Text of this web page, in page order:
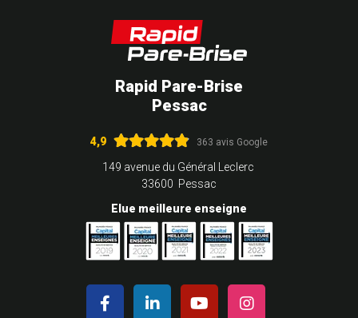
Rapid Pare-Brise
Pessac
4,9 363 avis Google
149 avenue du Général Leclerc
33600 Pessac
Elue meilleure enseigne